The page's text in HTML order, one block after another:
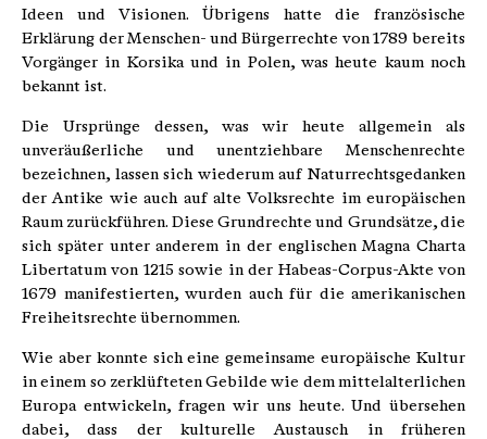
Ideen und Visionen. Übrigens hatte die französische
Erklärung der Menschen- und Bürgerrechte von 1789 bereits
Vorgänger in Korsika und in Polen, was heute kaum noch
bekannt ist.
Die Ursprünge dessen, was wir heute allgemein als
unveräußerliche und unentziehbare Menschenrechte
bezeichnen, lassen sich wiederum auf Naturrechtsgedanken
der Antike wie auch auf alte Volksrechte im europäischen
Raum zurückführen. Diese Grundrechte und Grundsätze, die
sich später unter anderem in der englischen Magna Charta
Libertatum von 1215 sowie in der Habeas-Corpus-Akte von
1679 manifestierten, wurden auch für die amerikanischen
Freiheitsrechte übernommen.
Wie aber konnte sich eine gemeinsame europäische Kultur
in einem so zerklüfteten Gebilde wie dem mittelalterlichen
Europa entwickeln, fragen wir uns heute. Und übersehen
dabei, dass der kulturelle Austausch in früheren